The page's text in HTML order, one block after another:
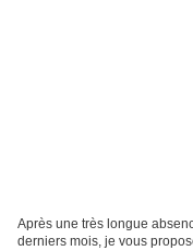
Après une très longue
derniers mois, je vous